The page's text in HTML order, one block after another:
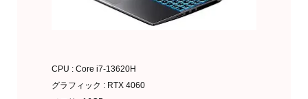
CPU : Core i7-13620H
グラフィック : RTX 4060